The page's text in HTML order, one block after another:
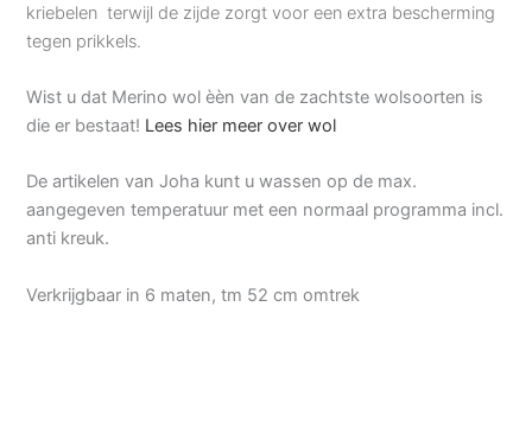
kriebelen terwijl de zijde zorgt voor een extra bescherming
tegen prikkels.
Wist u dat Merino wol èèn van de zachtste wolsoorten is
die er bestaat! Lees hier meer over wol
De artikelen van Joha kunt u wassen op de max.
aangegeven temperatuur met een normaal programma incl.
anti kreuk.
Verkrijgbaar in 6 maten, tm 52 cm omtrek